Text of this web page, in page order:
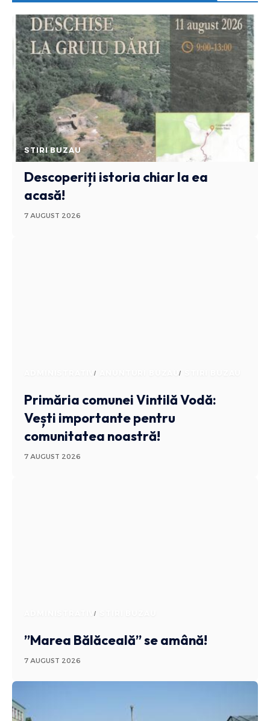
STIRI BUZAU
Descoperiți istoria chiar la ea
acasă!
7 AUGUST 2026
ADMINISTRATIV ANUNTURI BUZAU
Primăria comunei Vintilă Vodă:
Vești importante pentru
comunitatea noastră!
7 AUGUST 2026
ADMINISTRATIV
”Marea Bălăceală” se amână!
7 AUGUST 2026